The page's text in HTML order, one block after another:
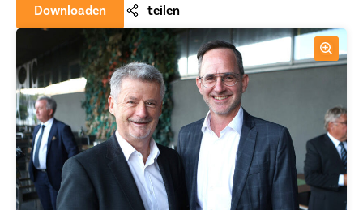
Downloaden teilen